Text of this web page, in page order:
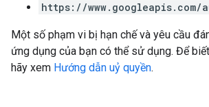
https://
Một số phạm vi bị hạn chế và yêu cầu
ứng dụng của bạn có thể sử dụng. Để
hãy xem Hướng dẫn uỷ quyền.